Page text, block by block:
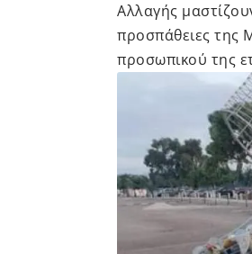
Αλλαγής
προσπάθειες της
προσωπικού της